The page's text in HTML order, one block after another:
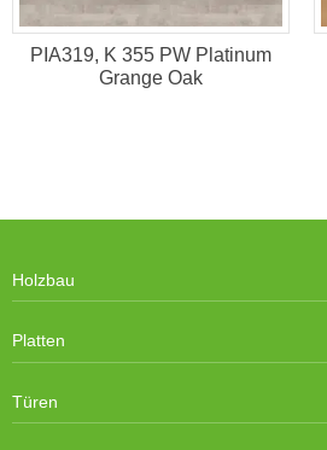
PIA319, K 355 PW Platinum
Grange Oak
Holzbau
Platten
Türen